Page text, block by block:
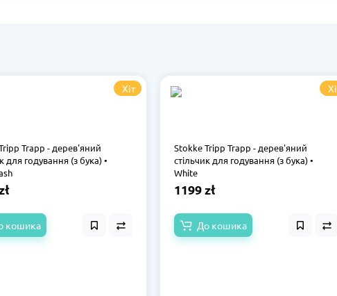
Хіт
Trapp - дерев'яний
для годування (з бука) •
кошика
Stokke Tripp Trapp - дерев'яний
стільчик для годування (з бука) •
White
1199 zł
До кошика